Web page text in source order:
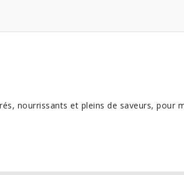
nourrissants et pleins de saveurs, pour